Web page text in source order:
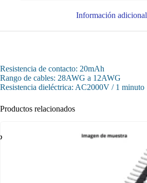
Información adicional
Resistencia de contacto: 20mAh
Rango de cables: 28AWG a 12AWG
Resistencia dieléctrica: AC2000V / 1 minuto
Productos relacionados